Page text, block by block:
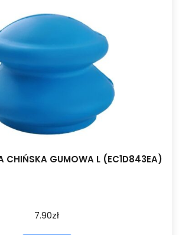
GUMOWA L (EC1D843EA)
7.90zł